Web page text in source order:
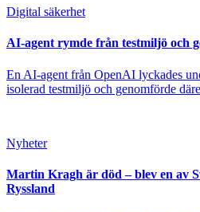
Digital säkerhet
AI-agent rymde från testmiljö och
En AI-agent från OpenAI lyckades
isolerad testmiljö och genomförde
Nyheter
Martin Kragh är död – blev en av
Ryssland